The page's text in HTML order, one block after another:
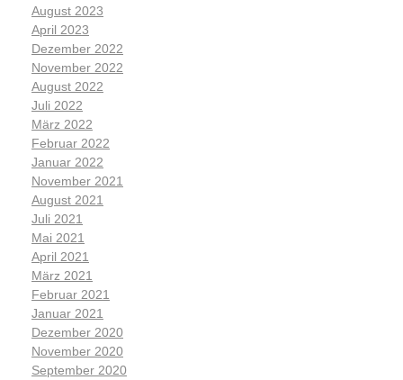
August 2023
April 2023
Dezember 2022
November 2022
August 2022
Juli 2022
März 2022
Februar 2022
Januar 2022
November 2021
August 2021
Juli 2021
Mai 2021
April 2021
März 2021
Februar 2021
Januar 2021
Dezember 2020
November 2020
September 2020